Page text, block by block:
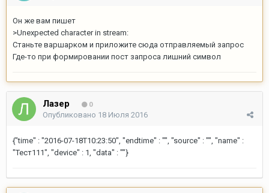
Он же вам пишет
>Unexpected character in stream:
Станьте варшарком и приложите сюда отправляемый запрос
Где-то при формировании пост запроса лишний символ
Лазер 0
Опубликовано 18 Июля 2016
{"time" : "2016-07-18T10:23:50", "endtime" : "", "source" : "", "name" :
"Тест111", "device" : 1, "data" : ""}